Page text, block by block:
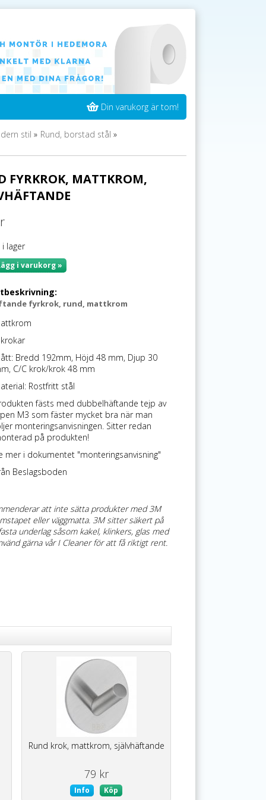
Din varukorg är tom!
stil » Rund, borstad stål »
FYRKROK, MATTKROM,
i lager
i varukorg »
fyrkrok, rund, mattkrom
Bredd 192mm, Höjd 48 mm, Djup 30
C/C krok/krok 48 mm
Rostfritt stål
fästs med dubbelhäftande tejp av
M3 som fäster mycket bra när man
monteringsanvisningen. Sitter redan
på produkten!
mer i dokumentet "monteringsanvisning"
Beslagsboden
att inte sätta produkter med 3M
eller väggmatta. 3M sitter säkert på
underlag såsom kakel, klinkers, glas med
gärna vår I Cleaner för att få riktigt rent.
Rund krok, mattkrom, självhäftande
79 kr
Info Köp